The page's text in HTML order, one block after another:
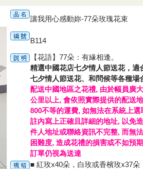
讓我用心感動妳-77朵玫瑰花束
B114
【花語】77朵：有緣相逢。
精選中國花店七夕情人節送花，適
七夕情人節送花、和問候等各種場
配送中國地區之花禮, 由於幅員廣
公里以上, 會依照實際提供的配送
800不等的運費, 如無法在系統上
註內寫上正確且詳細的地址, 以免
件人地址或聯絡資訊不完整, 而無
困難度, 造成花禮的損害或不如預
訂單仍視為送達
■ 紅玫x40朵，白玫或香檳玫x37朵